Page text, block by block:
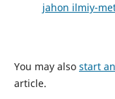
jahon ilmiy-
You may also start
article.